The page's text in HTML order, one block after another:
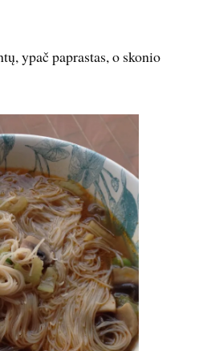
ypač paprastas, o skonio